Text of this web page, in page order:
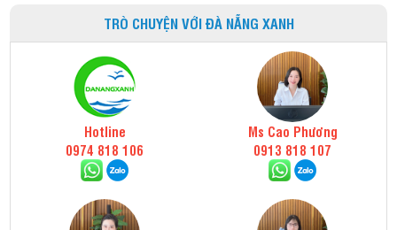
TRÒ CHUYỆN VỚI ĐÀ NẴNG XANH
Hotline
0974 818 106
Ms Cao Phương
0913 818 107